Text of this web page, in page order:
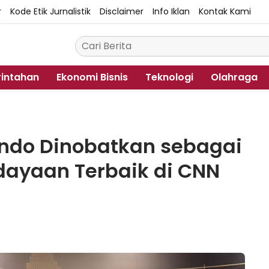
Kode Etik Jurnalistik Disclaimer Info Iklan Kontak Kami
Ekonomi Bisnis Teknologi Olahraga
Dinobatkan sebagai
Terbaik di CNN